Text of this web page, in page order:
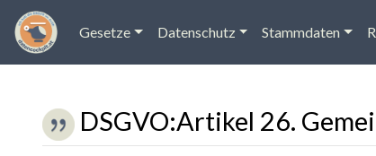
Gesetze Datenschutz Stammdaten
DSGVO:Artikel 26.